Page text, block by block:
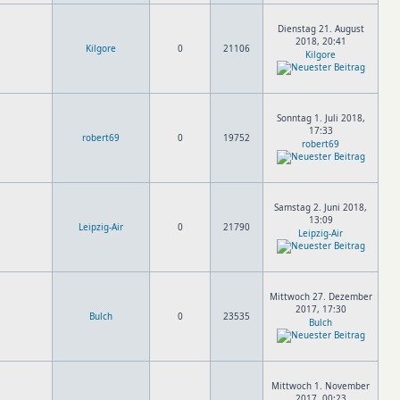
Kilgore 0 21106
Dienstag 21. August
2018, 20:41
Kilgore
robert69 0 19752
Sonntag 1. Juli 2018,
17:33
robert69
Leipzig-Air 0 21790
Samstag 2. Juni 2018,
13:09
Leipzig-Air
Bulch 0 23535
Mittwoch 27. Dezember
2017, 17:30
Bulch
Mittwoch 1. November